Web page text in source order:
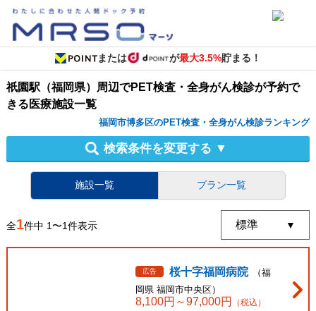
または が最大3.5%貯まる！
祇園駅（福岡県）周辺でPET検査・全身がん検診が予約で
きる医療施設一覧
福岡市博多区のPET検査・全身がん検診ランキング
検索条件を変更する ▼
施設一覧 プラン一覧
全1件中 1〜1件表示
広告 桜十字福岡病院 （福
岡県 福岡市中央区）
8,100円～97,000円 （税込）